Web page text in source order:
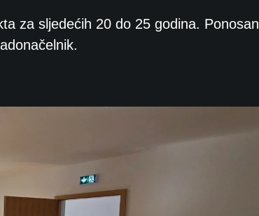
za sljedećih 20 do 25 godina. Ponosan